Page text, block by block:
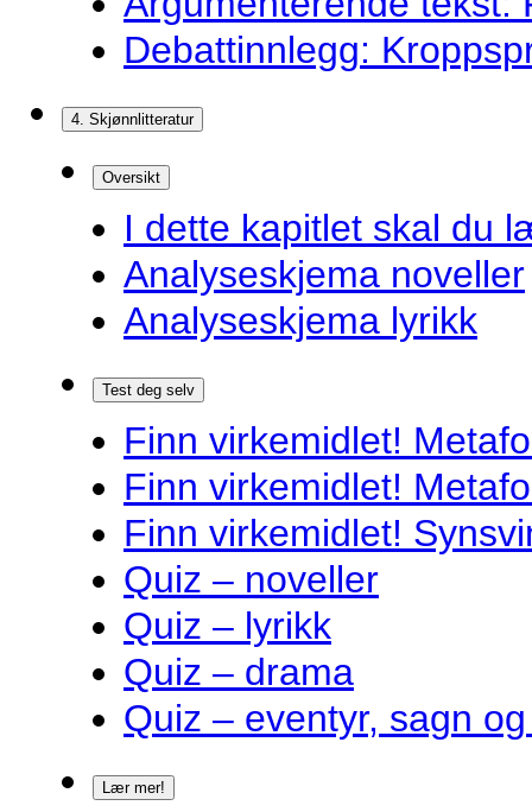
Debattinnlegg:
4. Skjønnlitteratur
Oversikt
I dette kapitlet skal du
Analyseskjema noveller
Analyseskjema lyrikk
Test deg selv
Finn virkemidlet!
Finn virkemidlet!
Finn virkemidlet!
Quiz – noveller
Quiz – lyrikk
Quiz – drama
Quiz – eventyr, sagn
Lær mer!